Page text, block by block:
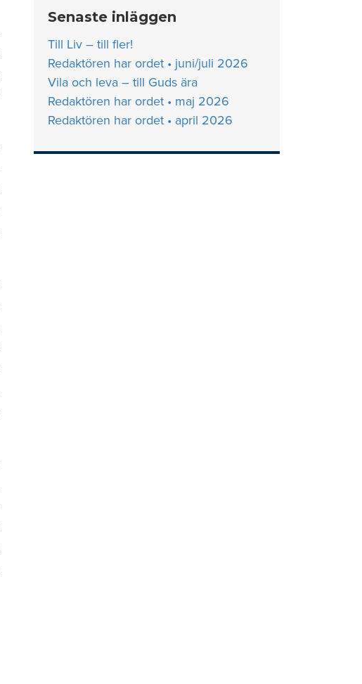
Senaste inläggen
Till Liv – till fler!
Redaktören har ordet • juni/juli 2026
Vila och leva – till Guds ära
Redaktören har ordet • maj 2026
Redaktören har ordet • april 2026